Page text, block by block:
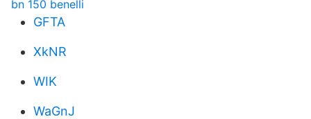
bn 150 benelli
GFTA
XkNR
WIK
WaGnJ